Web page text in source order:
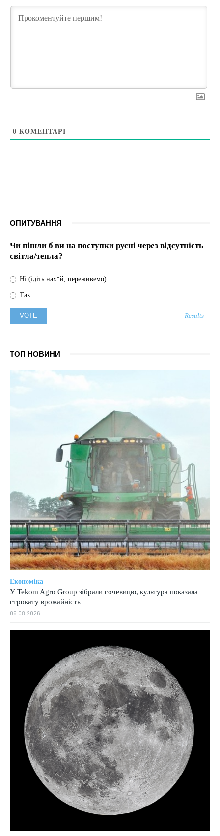
0 КОМЕНТАРІ
ОПИТУВАННЯ
Чи пішли б ви на поступки русні через відсутність
світла/тепла?
Ні (ідіть нах*й, переживемо)
Так
Results
ТОП НОВИНИ
Економіка
У Tekom Agro Group зібрали сочевицю, культура показала
строкату врожайність
06.08.2026